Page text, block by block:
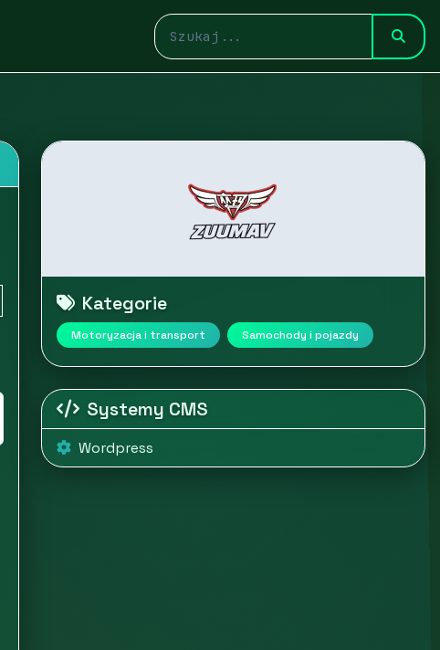
Kategorie
Motoryzacja i transport Samochody i pojazdy
Systemy CMS
Wordpress